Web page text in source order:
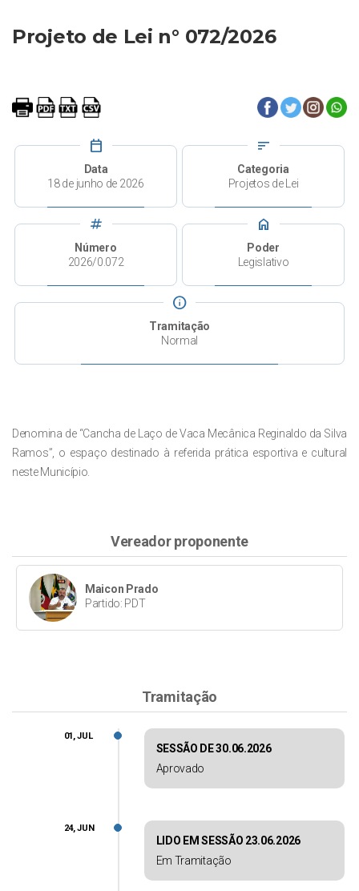
Projeto de Lei n° 072/2026
calendar_today
Data
18 de junho de 2026
sort
Categoria
Projetos de Lei
tag
Número
2026/0.072
home
Poder
Legislativo
info
Tramitação
Normal
Denomina de “Cancha de Laço de Vaca Mecânica Reginaldo da Silva
Ramos”, o espaço destinado à referida prática esportiva e cultural
neste Município.
Vereador proponente
Maicon Prado
Partido: PDT
Tramitação
SESSÃO DE 30.06.2026
Aprovado
01, JUL
LIDO EM SESSÃO 23.06.2026
Em Tramitação
24, JUN